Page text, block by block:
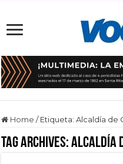
Home / Etiqueta:Alcaldía de
Tag Archives:Alcaldía